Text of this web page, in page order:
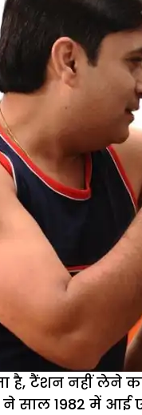
है, टैंशन नहीं लेने
साल 1982 में आई